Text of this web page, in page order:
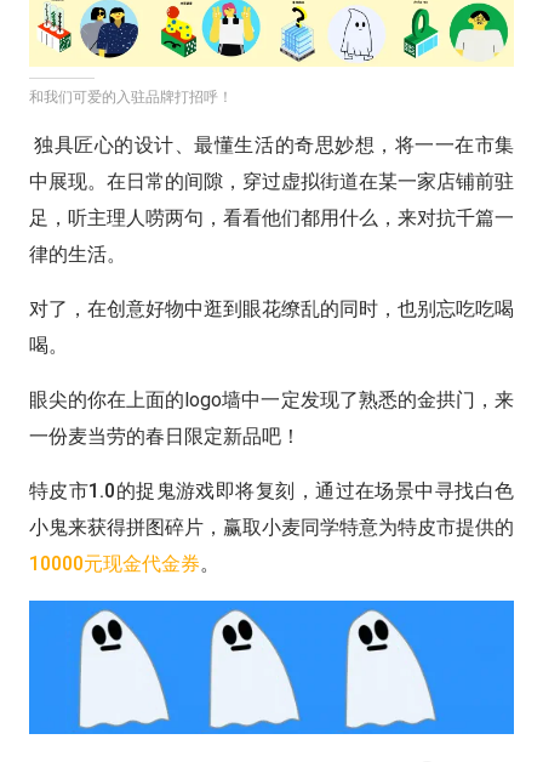
和我们可爱的入驻品牌打招呼！
独具匠心的设计、最懂生活的奇思妙想，将一一在市集
中展现。在日常的间隙，穿过虚拟街道在某一家店铺前驻
足，听主理人唠两句，看看他们都用什么，来对抗千篇一
律的生活。
对了，在创意好物中逛到眼花缭乱的同时，也别忘吃吃喝
喝。
眼尖的你在上面的logo墙中一定发现了熟悉的金拱门，来
一份麦当劳的春日限定新品吧！
特皮市1.0的捉鬼游戏即将复刻，通过在场景中寻找白色
小鬼来获得拼图碎片，赢取小麦同学特意为特皮市提供的
10000元现金代金券。